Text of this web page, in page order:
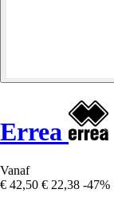
Errea
Vanaf
€ 42,50 € 22,38 -47%